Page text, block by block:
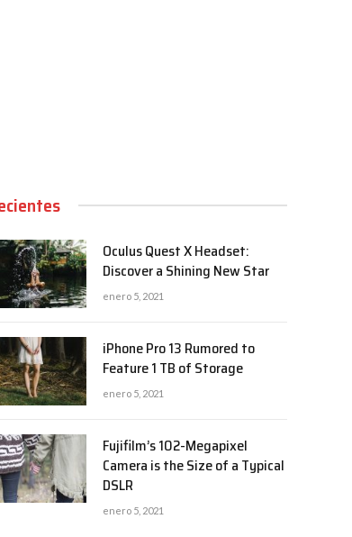
Oculus Quest X Headset:
Discover a Shining New Star
enero 5, 2021
iPhone Pro 13 Rumored to
Feature 1 TB of Storage
enero 5, 2021
Fujifilm’s 102-Megapixel
Camera is the Size of a Typical
DSLR
enero 5, 2021